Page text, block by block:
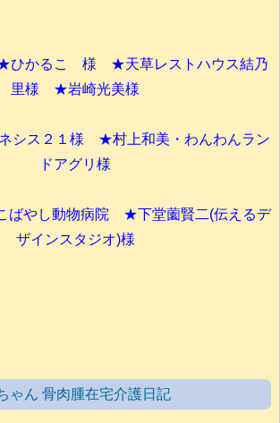
かるこ 様 ★天草レストハウス結乃
里様 ★岩崎光美様
シス２１様 ★村上和美・わんわんラン
ドアグリ様
ばやし動物病院 ★下堂薗賢二(伝えるデ
ザインスタジオ)様
ん 骨肉腫在宅介護日記